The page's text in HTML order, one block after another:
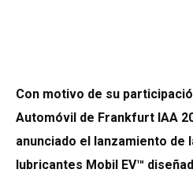
Con motivo de su
Automóvil de Frankfurt IAA
anunciado el lanzamiento de
lubricantes Mobil EV™